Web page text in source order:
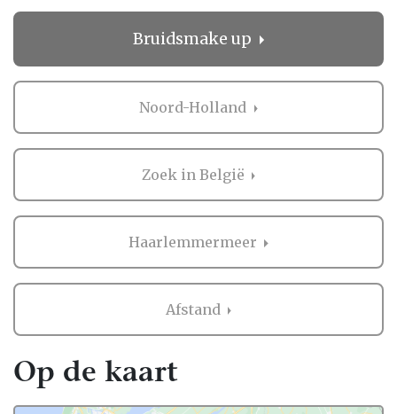
direct contact opnemen bij de professional
in de buurt van Haarlemmermeer. Handig
hè?
Ervaringen van andere bruidsparen met
Bruidsmake up in Haarlemmermeer
Zaken regelen voor jullie bruiloft is erg
belangrijk. Het is dus niet zo gek dat je
bruidsparen leest over Bruidsmake up in
Haarlemmermeer. Want zij hebben het live
Daarom hebben wij bij elke professional op
onze website een beoordeling van echte
bruidsparen staan. Indien deze al
beoordeeld is, natuurlijk. Soms vind je
Bruidsmake up
Noord-Holland
Zoek in België
Haarlemmermeer
Afstand
Op de kaart